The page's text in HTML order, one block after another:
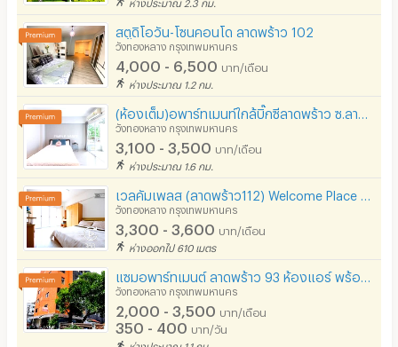
สตูดิโอวัน-โซนคอนโด ลาดพร้าว 102
วังทองหลาง กรุงเทพมหานคร
4,000 - 6,500 บาท/เดือน
ห่างประมาณ 1.2 กม.
วังทองหลาง กรุงเทพมหานคร
3,100 - 3,500 บาท/เดือน
ห่างประมาณ 1.6 กม.
วังทองหลาง กรุงเทพมหานคร
3,300 - 3,600 บาท/เดือน
ห่างออกไป 610 เมตร
วังทองหลาง กรุงเทพมหานคร
2,000 - 3,500 บาท/เดือน
350 - 400 บาท/วัน
ห่างประมาณ 1.1 กม.